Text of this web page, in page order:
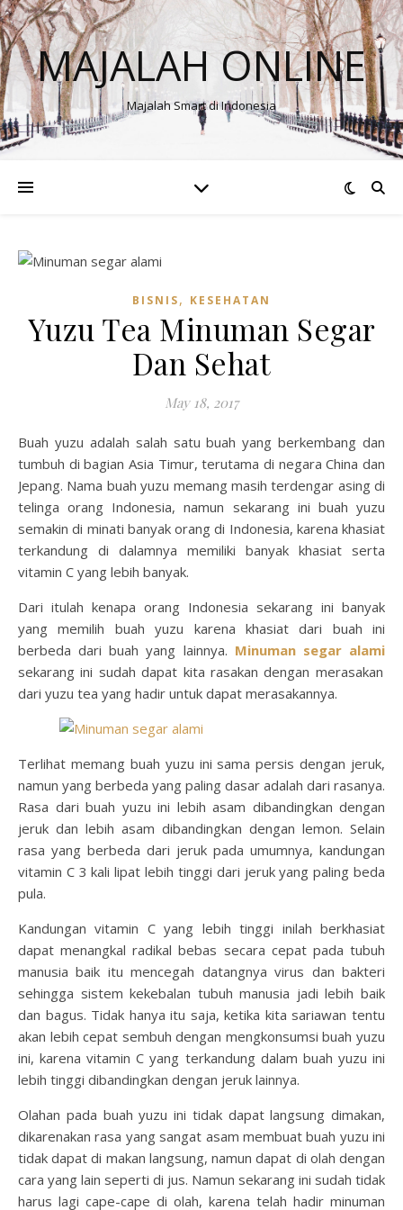
MAJALAH ONLINE
Majalah Smart di Indonesia
BISNIS, KESEHATAN
Yuzu Tea Minuman Segar
Dan Sehat
May 18, 2017
Buah yuzu adalah salah satu buah yang berkembang dan
tumbuh di bagian Asia Timur, terutama di negara China dan
Jepang. Nama buah yuzu memang masih terdengar asing di
telinga orang Indonesia, namun sekarang ini buah yuzu
semakin di minati banyak orang di Indonesia, karena khasiat
terkandung di dalamnya memiliki banyak khasiat serta
vitamin C yang lebih banyak.
Dari itulah kenapa orang Indonesia sekarang ini banyak
yang memilih buah yuzu karena khasiat dari buah ini
berbeda dari buah yang lainnya. Minuman segar alami
sekarang ini sudah dapat kita rasakan dengan merasakan
dari yuzu tea yang hadir untuk dapat merasakannya.
Terlihat memang buah yuzu ini sama persis dengan jeruk,
namun yang berbeda yang paling dasar adalah dari rasanya.
Rasa dari buah yuzu ini lebih asam dibandingkan dengan
jeruk dan lebih asam dibandingkan dengan lemon. Selain
rasa yang berbeda dari jeruk pada umumnya, kandungan
vitamin C 3 kali lipat lebih tinggi dari jeruk yang paling beda
pula.
Kandungan vitamin C yang lebih tinggi inilah berkhasiat
dapat menangkal radikal bebas secara cepat pada tubuh
manusia baik itu mencegah datangnya virus dan bakteri
sehingga sistem kekebalan tubuh manusia jadi lebih baik
dan bagus. Tidak hanya itu saja, ketika kita sariawan tentu
akan lebih cepat sembuh dengan mengkonsumsi buah yuzu
ini, karena vitamin C yang terkandung dalam buah yuzu ini
lebih tinggi dibandingkan dengan jeruk lainnya.
Olahan pada buah yuzu ini tidak dapat langsung dimakan,
dikarenakan rasa yang sangat asam membuat buah yuzu ini
tidak dapat di makan langsung, namun dapat di olah dengan
cara yang lain seperti di jus. Namun sekarang ini sudah tidak
harus lagi cape-cape di olah, karena telah hadir minuman